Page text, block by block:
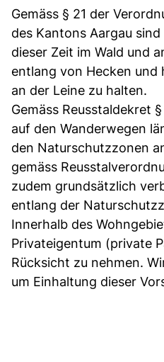
Gemäss § 21 der
des Kantons Aargau
dieser Zeit im Wald und
entlang von Hecken und
an der Leine zu halten.
Gemäss Reusstaldekret
auf den Wanderwegen
den Naturschutzzonen
gemäss
zudem grundsätzlich
entlang der
Innerhalb des
Privateigentum (private
Rücksicht zu nehmen.
um Einhaltung dieser